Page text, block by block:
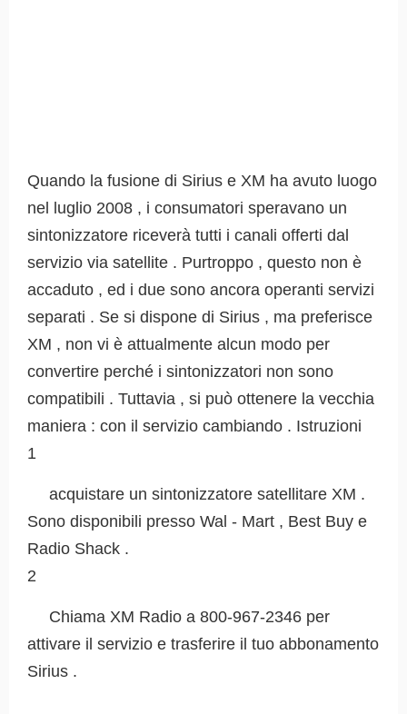
Quando la fusione di Sirius e XM ha avuto luogo
nel luglio 2008 , i consumatori speravano un
sintonizzatore riceverà tutti i canali offerti dal
servizio via satellite . Purtroppo , questo non è
accaduto , ed i due sono ancora operanti servizi
separati . Se si dispone di Sirius , ma preferisce
XM , non vi è attualmente alcun modo per
convertire perché i sintonizzatori non sono
compatibili . Tuttavia , si può ottenere la vecchia
maniera : con il servizio cambiando . Istruzioni
1
acquistare un sintonizzatore satellitare XM .
Sono disponibili presso Wal - Mart , Best Buy e
Radio Shack .
2
Chiama XM Radio a 800-967-2346 per
attivare il servizio e trasferire il tuo abbonamento
Sirius .